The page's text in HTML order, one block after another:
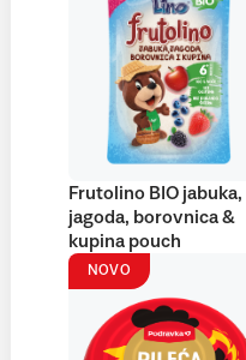
Frutolino BIO jabuka,
jagoda, borovnica &
kupina pouch
NOVO